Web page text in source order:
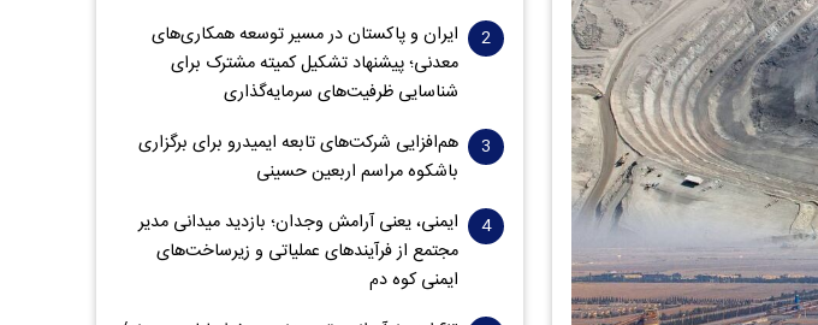
ایران و پاکستان در مسیر توسعه همکاری‌های
معدنی؛ پیشنهاد تشکیل کمیته مشترک برای
شناسایی ظرفیت‌های سرمایه‌گذاری
هم‌افزایی شرکت‌های تابعه ایمیدرو برای برگزاری
باشکوه مراسم اربعین حسینی
ایمنی، یعنی آرامش وجدان؛ بازدید میدانی مدیر
مجتمع از فرآیندهای عملیاتی و زیرساخت‌های
ایمنی کوه دم